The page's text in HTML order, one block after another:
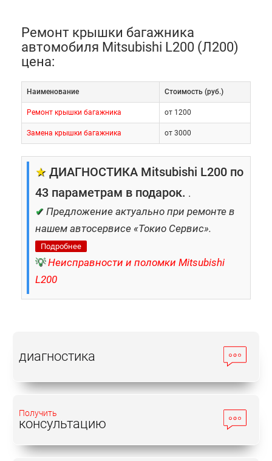
Ремонт крышки багажника
автомобиля Mitsubishi L200 (Л200)
цена:
Наименование Cтоимость (руб.)
Ремонт крышки багажника от 1200
Замена крышки багажника от 3000
★ ДИАГНОСТИКА Mitsubishi L200 по
43 параметрам в подарок. .
✔ Предложение актуально при ремонте в
нашем автосервисе «Токио Сервис».
Подробнее
💡 Неисправности и поломки Mitsubishi
L200
диагностика
Получить
консультацию